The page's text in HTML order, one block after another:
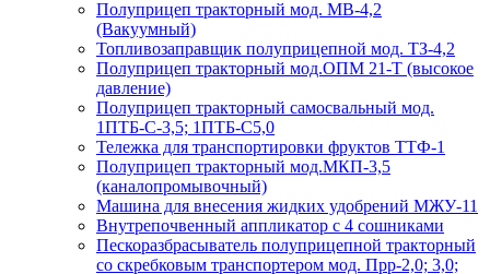
Полуприцеп тракторный мод. МВ-4,2
(Вакуумный)
Топливозаправщик полуприцепной мод. ТЗ-4,2
Полуприцеп тракторный мод.ОПМ 21-Т (высокое
давление)
Полуприцеп тракторный самосвальный мод.
1ПТБ-С-3,5; 1ПТБ-С5,0
Тележка для транспортировки фруктов ТТФ-1
Полуприцеп тракторный мод.МКП-3,5
(каналопромывочный)
Машина для внесения жидких удобрений МЖУ-11
Внутрепочвенный аппликатор с 4 сошниками
Пескоразбрасыватель полуприцепной тракторный
со скребковым транспортером мод. Прр-2,0; 3,0;